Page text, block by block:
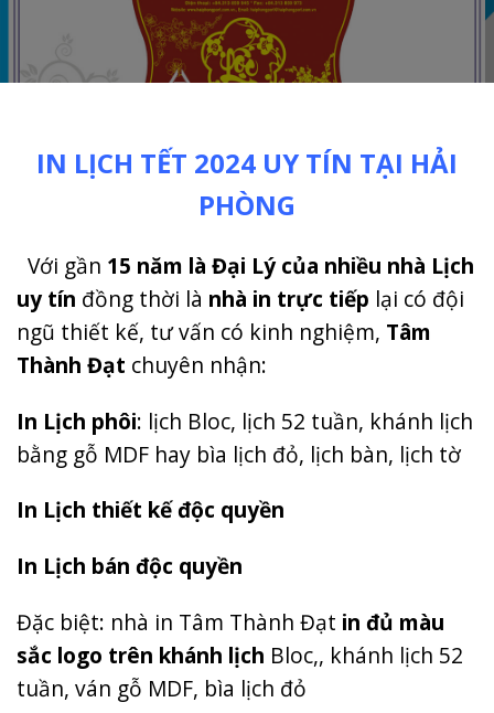
IN LỊCH TẾT 2024 UY TÍN TẠI HẢI
PHÒNG
Với gần 15 năm là Đại Lý của nhiều nhà Lịch
uy tín đồng thời là nhà in trực tiếp lại có đội
ngũ thiết kế, tư vấn có kinh nghiệm, Tâm
Thành Đạt chuyên nhận:
In Lịch phôi: lịch Bloc, lịch 52 tuần, khánh lịch
bằng gỗ MDF hay bìa lịch đỏ, lịch bàn, lịch tờ
In Lịch thiết kế độc quyền
In Lịch bán độc quyền
Đặc biệt: nhà in Tâm Thành Đạt in đủ màu
sắc logo trên khánh lịch Bloc,, khánh lịch 52
tuần, ván gỗ MDF, bìa lịch đỏ